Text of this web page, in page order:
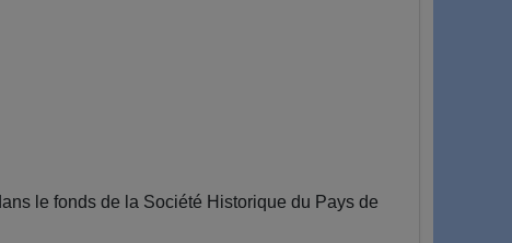
le fonds de la Société Historique du Pays de